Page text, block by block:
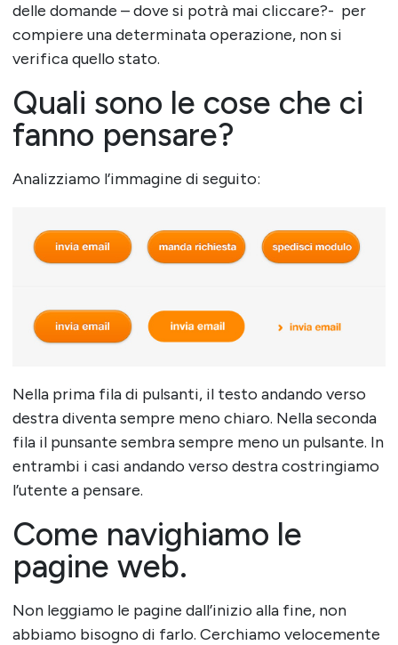
delle domande – dove si potrà mai cliccare?- per
compiere una determinata operazione, non si
verifica quello stato.
Quali sono le cose che ci
fanno pensare?
Analizziamo l’immagine di seguito:
Nella prima fila di pulsanti, il testo andando verso
destra diventa sempre meno chiaro. Nella seconda
fila il punsante sembra sempre meno un pulsante. In
entrambi i casi andando verso destra costringiamo
l’utente a pensare.
Come navighiamo le
pagine web.
Non leggiamo le pagine dall’inizio alla fine, non
abbiamo bisogno di farlo. Cerchiamo velocemente